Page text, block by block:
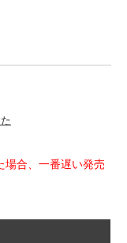
場合、一番遅い発売